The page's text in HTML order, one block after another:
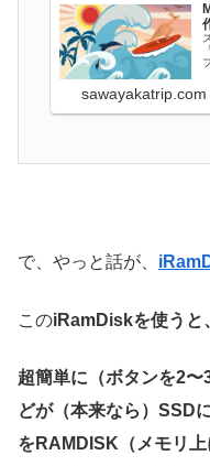
sawayakatrip.com
で、やっと話が、
このiRamDiskを使うと
超簡単に（ボタンを2
どが（本来なら）SSD
をRAMDISK（メモリ